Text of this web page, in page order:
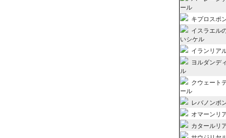
ール
キプロスポ
イスラエル
いシケル
イランリア
ヨルダンデ
ル
クウェート
ール
レバノンポ
オマーンリ
カタールリ